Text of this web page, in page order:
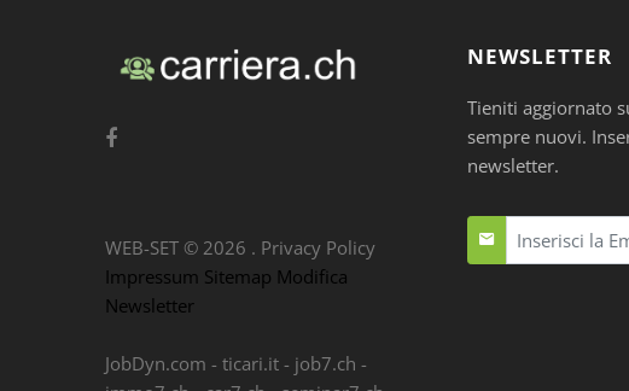
NEWSLETTER
Tieniti aggiornato
sempre nuovi.
newsletter.
WEB-SET © 2026 . Privacy Policy
Impressum Sitemap Modifica
Newsletter
JobDyn.com - ticari.it - job7.ch -